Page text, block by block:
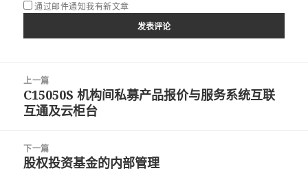
通过邮件通知我有新文章
上一篇
上
篇
章：
C15050S 机构间私募产品报价与服务系统互联
互通及云柜台
下一篇
下
股权投资基金的内部管理